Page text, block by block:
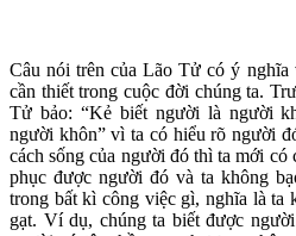
Câu nói trên của Lão Tử có ý nghĩa
cần thiết trong cuộc đời chúng ta.
Tử bảo: “Kẻ biết người là người
người khôn” vì ta có hiểu rõ người
cách sống của người đó thì ta mới có
phục được người đó và ta không
trong bất kì công việc gì, nghĩa là ta
gạt. Ví dụ, chúng ta biết được